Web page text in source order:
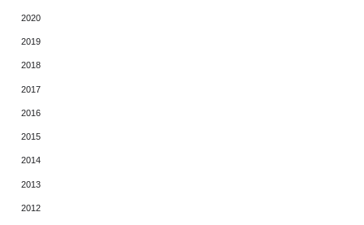
2020
2019
2018
2017
2016
2015
2014
2013
2012